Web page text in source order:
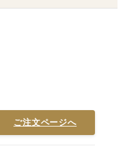
ご注文ページへ